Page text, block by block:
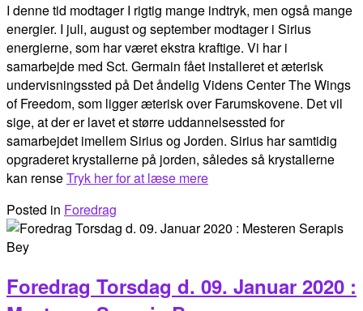
I denne tid modtager I rigtig mange indtryk, men også mange
energier. I juli, august og september modtager i Sirius
energierne, som har været ekstra kraftige. Vi har i
samarbejde med Sct. Germain fået installeret et æterisk
undervisningssted på Det åndelig Videns Center The Wings
of Freedom, som ligger æterisk over Farumskovene. Det vil
sige, at der er lavet et større uddannelsessted for
samarbejdet imellem Sirius og Jorden. Sirius har samtidig
opgraderet krystallerne på jorden, således så krystallerne
kan renseTryk her for at læse mere
Posted in Foredrag
Foredrag Torsdag d. 09. Januar 2020 :